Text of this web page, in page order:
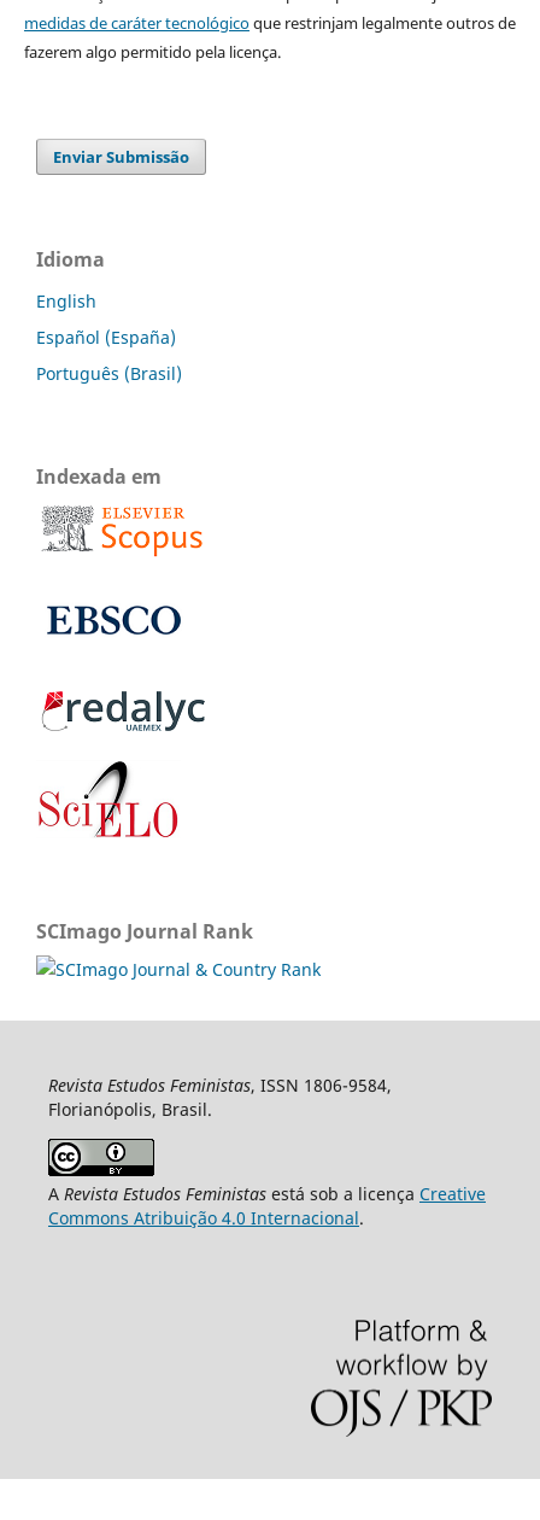
medidas de caráter tecnológicoque restrinjam legalmente outros de
fazerem algo permitido pela licença.
Enviar Submissão
Idioma
English
Español (España)
Português (Brasil)
Indexada em
SCImago Journal Rank
Revista Estudos Feministas, ISSN 1806-9584,
Florianópolis, Brasil.
A Revista Estudos Feministasestá sob a licença Creative
Commons Atribuição 4.0 Internacional.